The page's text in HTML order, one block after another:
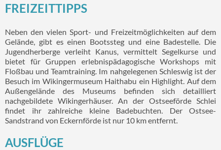
FREIZEITTIPPS
Neben den vielen Sport- und Freizeitmöglichkeiten auf dem
Gelände, gibt es einen Bootssteg und eine Badestelle. Die
Jugendherberge verleiht Kanus, vermittelt Segelkurse und
bietet für Gruppen erlebnispädagogische Workshops mit
Floßbau und Teamtraining. Im nahgelegenen Schleswig ist der
Besuch im Wikingermuseum Haithabu ein Highlight. Auf dem
Außengelände des Museums befinden sich detailliert
nachgebildete Wikingerhäuser. An der Ostseeförde Schlei
findet ihr zahlreiche kleine Badebuchten. Der Ostsee-
Sandstrand von Eckernförde ist nur 10 km entfernt.
AUSFLÜGE